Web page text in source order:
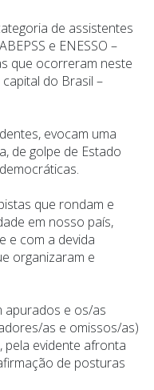
de assistentes
e ENESSO –
que ocorreram neste
do Brasil –
evocam uma
de golpe de Estado
que rondam e
em nosso país,
e com a devida
organizaram e
apurados e os/as
as e omissos/as)
pela evidente afronta
de posturas